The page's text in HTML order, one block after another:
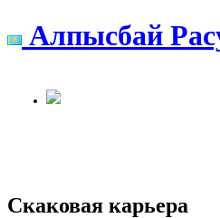
Алпыcбaй
Скаковая карьера